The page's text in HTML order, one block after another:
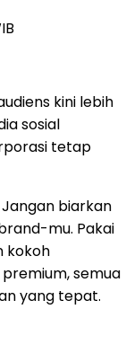
kini lebih
sosial
tetap